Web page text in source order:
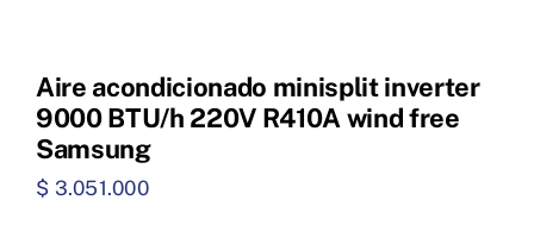
Aire acondicionado minisplit inverter
9000 BTU/h 220V R410A wind free
Samsung
$ 3.051.000